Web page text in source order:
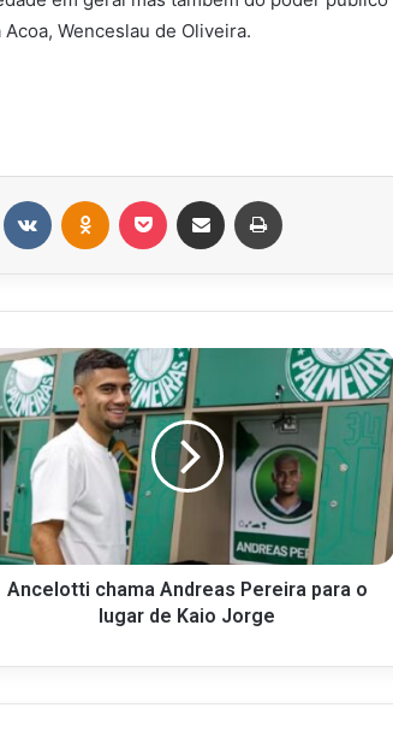
Wenceslau de Oliveira.
Reddit Pocket Compartilhar via e-mail
Ancelotti chama Andreas Pereira para o
lugar de Kaio Jorge